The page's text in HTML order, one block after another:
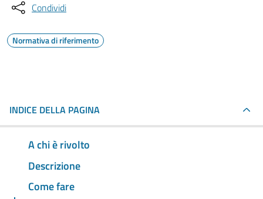
Condividi
Normativa di riferimento
INDICE DELLA PAGINA
A chi è rivolto
Descrizione
Come fare